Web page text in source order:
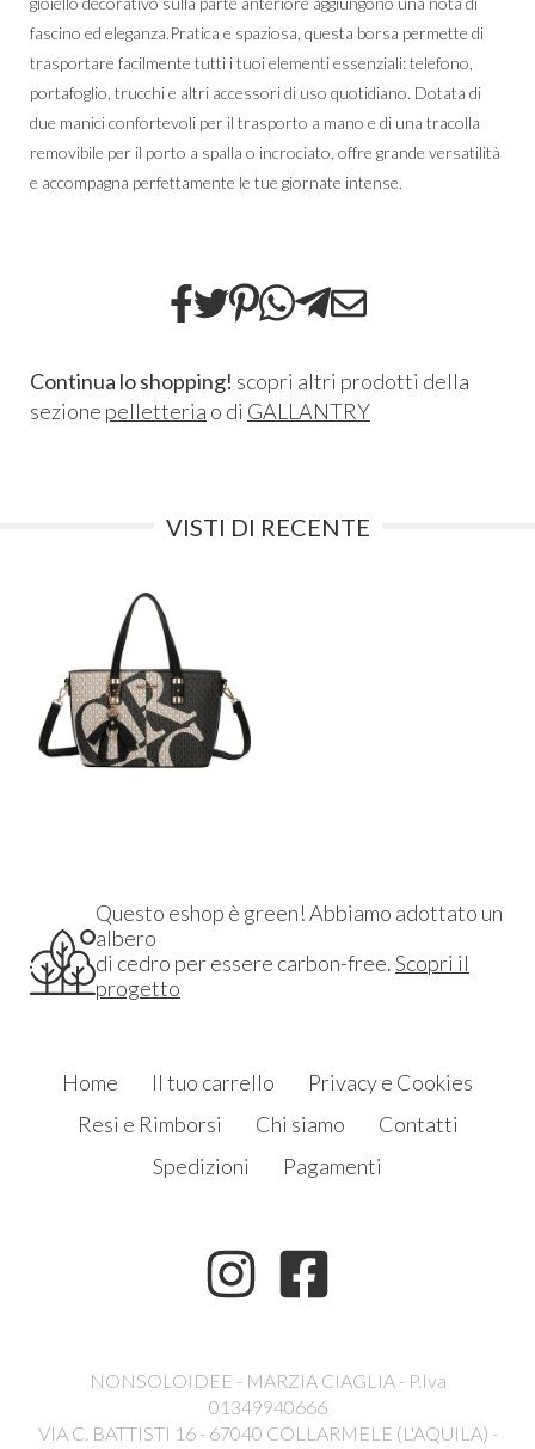
fascino ed eleganza.Pratica e spaziosa, questa borsa permette di
trasportare facilmente tutti i tuoi elementi essenziali: telefono,
portafoglio, trucchi e altri accessori di uso quotidiano. Dotata di
due manici confortevoli per il trasporto a mano e di una tracolla
removibile per il porto a spalla o incrociato, offre grande versatilità
e accompagna perfettamente le tue giornate intense.
Continua lo shopping! scopri altri prodotti della
sezione pelletteria o di GALLANTRY
VISTI DI RECENTE
Questo eshop è green! Abbiamo adottato un
albero
di cedro per essere carbon-free.Scopri il
progetto
Home Il tuo carrello
Privacy e Cookies
Resi e Rimborsi
Chi siamo
Contatti
Spedizioni
Pagamenti
NONSOLOIDEE - MARZIA CIAGLIA - P.Iva
01349940666
VIA C. BATTISTI 16 - 67040 COLLARMELE (L'AQUILA) -